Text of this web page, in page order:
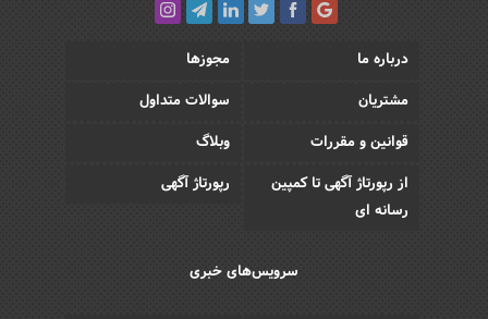
درباره ما
مجوزها
مشتریان
سوالات متداول
قوانین و مقررات
وبلاگ
از رپورتاژ آگهی تا کمپین
رسانه ای
رپورتاژ آگهی
سرویس‌های خبری